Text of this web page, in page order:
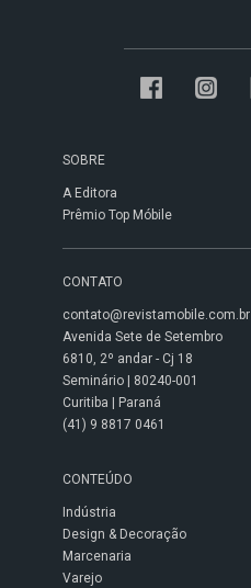
SOBRE
A Editora
Prêmio Top Móbile
CONTATO
contato@revistamobile.com.br
Avenida Sete de Setembro
6810, 2º andar - Cj 18
Seminário | 80240-001
Curitiba | Paraná
(41) 9 8817 0461
CONTEÚDO
Indústria
Design & Decoração
Marcenaria
Varejo